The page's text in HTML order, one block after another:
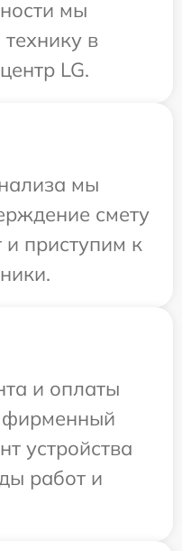
мы
в
LG.
мы
смету
и приступим к
и оплаты
фирменный
устройства
работ и